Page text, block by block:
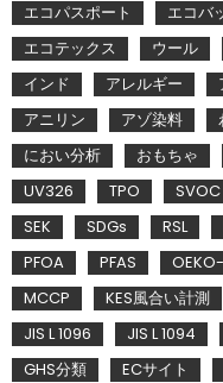
エコパスポート
エコバ
エコテックス
ウール
インド
アレルギー
アニリン
アゾ染料
におい分析
おもちゃ
UV326
TPO SVOC
SEK
SDGs RSL
PFOA
PFAS
MCCP
KES風合い計測
JIS L 1096
JIS L 1094
GHS分類
ECサイト